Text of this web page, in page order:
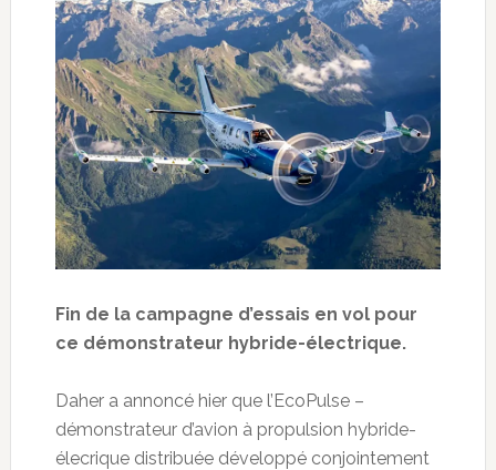
Fin de la campagne d’essais en vol pour
ce démonstrateur hybride-électrique.
Daher a annoncé hier que l’EcoPulse –
démonstrateur d’avion à propulsion hybride-
élecrique distribuée développé conjointement